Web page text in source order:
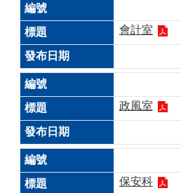
會計室
政風室
保安科